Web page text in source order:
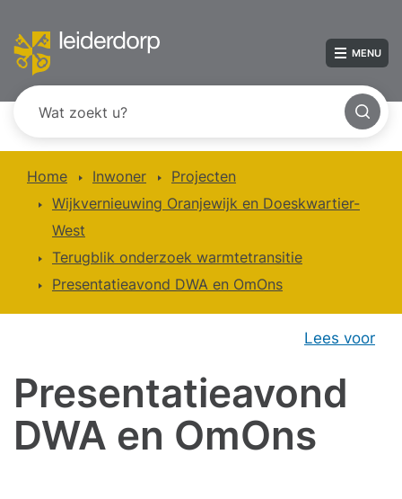
MENU
Home Inwoner
Projecten
Wijkvernieuwing Oranjewijk en Doeskwartier-
West
Terugblik onderzoek warmtetransitie
Presentatieavond DWA en OmOns
Lees voor
Presentatieavond
DWA en OmOns